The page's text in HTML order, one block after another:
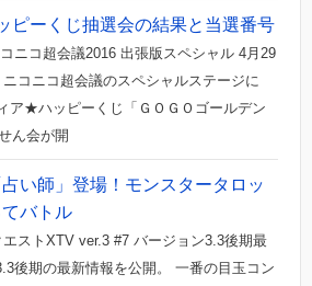
ピーくじ抽選会の結果と当選番号
ニコ超会議2016 出張版スペシャル 4月29
ニコニコ超会議のスペシャルステージに
ア★ハッピーくじ「ＧＯＧＯゴールデン
ん会が開
い師」登場！モンスタータロッ
てバトル
エストXTV ver.3 #7 バージョン3.3後期最
後期の最新情報を公開。 一番の目玉コン